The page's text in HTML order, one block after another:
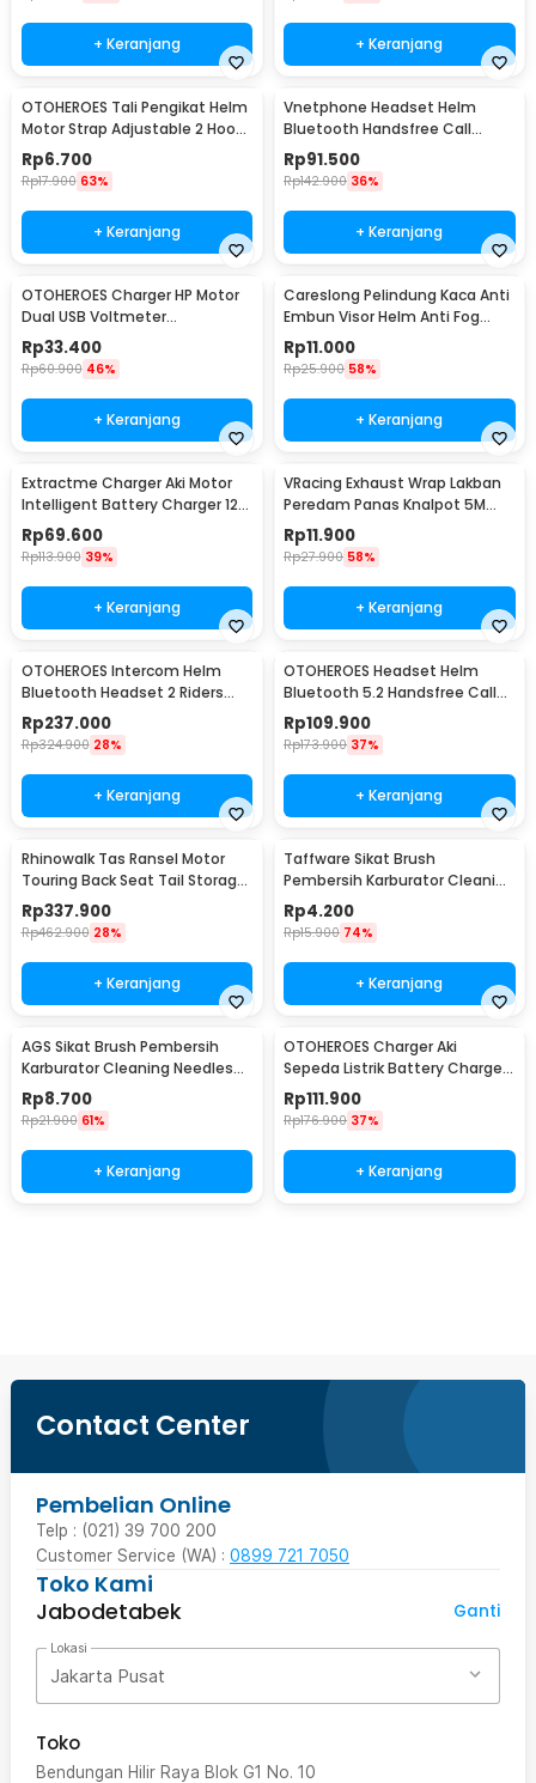
+ Keranjang + Keranjang
OTOHEROES Tali Pengikat Helm
Motor Strap Adjustable 2 Hook
60cm - WP01
Rp6.700
Rp17.900 63%
+ Keranjang
Vnetphone Headset Helm
Bluetooth Handsfree Call
Music Motor 180mAh - BT8
Rp91.500
Rp142.900 36%
+ Keranjang
OTOHEROES Charger HP Motor
Dual USB Voltmeter
Waterproof 4.2A - Y451
Rp33.400
Rp60.900 46%
+ Keranjang
Careslong Pelindung Kaca Anti
Embun Visor Helm Anti Fog
24.5x9cm - CA-25
Rp11.000
Rp25.900 58%
+ Keranjang
Extractme Charger Aki Motor
Intelligent Battery Charger 12V
2A - H-2
Rp69.600
Rp113.900 39%
+ Keranjang
VRacing Exhaust Wrap Lakban
Peredam Panas Knalpot 5M
50mm - MD-1901
Rp11.900
Rp27.900 58%
+ Keranjang
OTOHEROES Intercom Helm
Bluetooth Headset 2 Riders
Music IPX6 800mAh - X1 Plus
Rp237.000
Rp324.900 28%
+ Keranjang
OTOHEROES Headset Helm
Bluetooth 5.2 Handsfree Call
Music IPX6 500mAh - BT-12
Rp109.900
Rp173.900 37%
+ Keranjang
Rhinowalk Tas Ransel Motor
Touring Back Seat Tail Storage
Bag 20L - CC20
Rp337.900
Rp462.900 28%
+ Keranjang
Taffware Sikat Brush
Pembersih Karburator Cleaning
Needles Tools 5 PCS - CS8
Rp4.200
Rp15.900 74%
+ Keranjang
AGS Sikat Brush Pembersih
Karburator Cleaning Needles
Tools 15 PCS - CS8
Rp8.700
Rp21.900 61%
+ Keranjang
OTOHEROES Charger Aki
Sepeda Listrik Battery Charger
60V 20AH 3A - BEI60
Rp111.900
Rp176.900 37%
+ Keranjang
Contact Center
Pembelian Online
Telp : (021) 39 700 200
Customer Service (WA) : 0899 721 7050
Toko Kami
Jabodetabek
Ganti
Lokasi
Jakarta Pusat
Toko
Bendungan Hilir Raya Blok G1 No. 10